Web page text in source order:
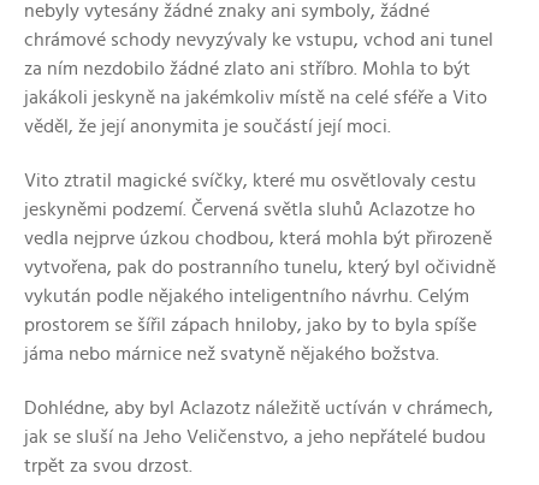
nebyly vytesány žádné znaky ani symboly, žádné
chrámové schody nevyzývaly ke vstupu, vchod ani tunel
za ním nezdobilo žádné zlato ani stříbro. Mohla to být
jakákoli jeskyně na jakémkoliv místě na celé sféře a Vito
věděl, že její anonymita je součástí její moci.
Vito ztratil magické svíčky, které mu osvětlovaly cestu
jeskyněmi podzemí. Červená světla sluhů Aclazotze ho
vedla nejprve úzkou chodbou, která mohla být přirozeně
vytvořena, pak do postranního tunelu, který byl očividně
vykután podle nějakého inteligentního návrhu. Celým
prostorem se šířil zápach hniloby, jako by to byla spíše
jáma nebo márnice než svatyně nějakého božstva.
Dohlédne, aby byl Aclazotz náležitě uctíván v chrámech,
jak se sluší na Jeho Veličenstvo, a jeho nepřátelé budou
trpět za svou drzost.